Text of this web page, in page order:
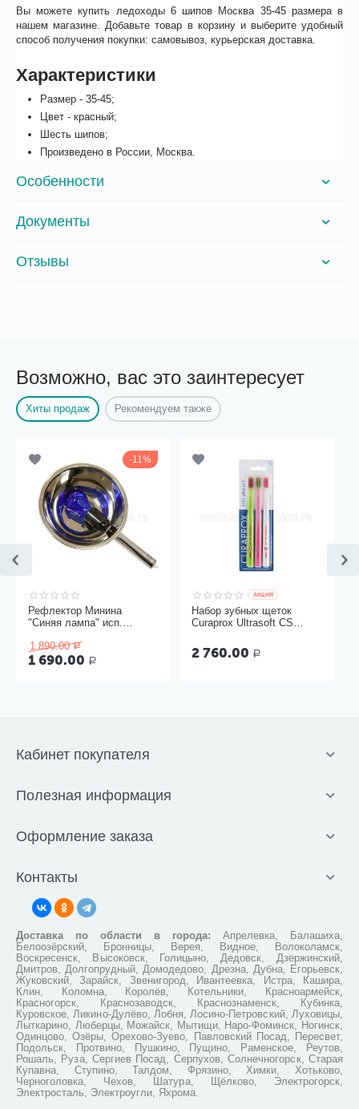
Вы можете купить ледоходы 6 шипов Москва 35-45 размера в
нашем магазине. Добавьте товар в корзину и выберите удобный
способ получения покупки: самовывоз, курьерская доставка.
Характеристики
Размер - 35-45;
Цвет - красный;
Шесть шипов;
Произведено в России, Москва.
Особенности
Документы
Отзывы
Возможно, вас это заинтересует
Хиты продаж Рекомендуем также
11%
Рефлектор Минина
"Синяя лампа" исп.
1 890.00 Р
1 690.00 Р
AКЦИЯ
Набор зубных щеток
Curaprox Ultrasoft CS
2 760.00 Р
Кабинет покупателя
Полезная информация
Оформление заказа
Контакты
Доставка по области в города: Апрелевка, Балашиха,
Белоозёрский, Бронницы, Верея, Видное, Волоколамск,
Воскресенск, Высоковск, Голицыно, Дедовск, Дзержинский,
Дмитров, Долгопрудный, Домодедово, Дрезна, Дубна, Егорьевск,
Жуковский, Зарайск, Звенигород, Ивантеевка, Истра, Кашира,
Клин, Коломна, Королёв, Котельники, Красноармейск,
Красногорск, Краснозаводск, Краснознаменск, Кубинка,
Куровское, Ликино-Дулёво, Лобня, Лосино-Петровский, Луховицы,
Лыткарино, Люберцы, Можайск, Мытищи, Наро-Фоминск, Ногинск,
Одинцово, Озёры, Орехово-Зуево, Павловский Посад, Пересвет,
Подольск, Протвино, Пушкино, Пущино, Раменское, Реутов,
Рошаль, Руза, Сергиев Посад, Серпухов, Солнечногорск, Старая
Купавна, Ступино, Талдом, Фрязино, Химки, Хотьково,
Черноголовка, Чехов, Шатура, Щёлково, Электрогорск,
Электросталь, Электроугли, Яхрома.